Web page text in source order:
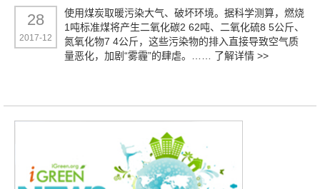
28
2017-12
使用煤炭取暖污染大气、破坏环境。据科学测算，燃烧
1吨标准煤将产生二氧化碳2 62吨、二氧化硫8 5公斤、
氮氧化物7 4公斤，这些污染物的排入直接导致空气质
量恶化，加剧“雾霾”的肆虐。…… 了解详情 >>